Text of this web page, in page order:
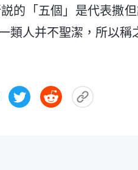
的「五個」是代表撒但
類人并不聖潔，所以稱